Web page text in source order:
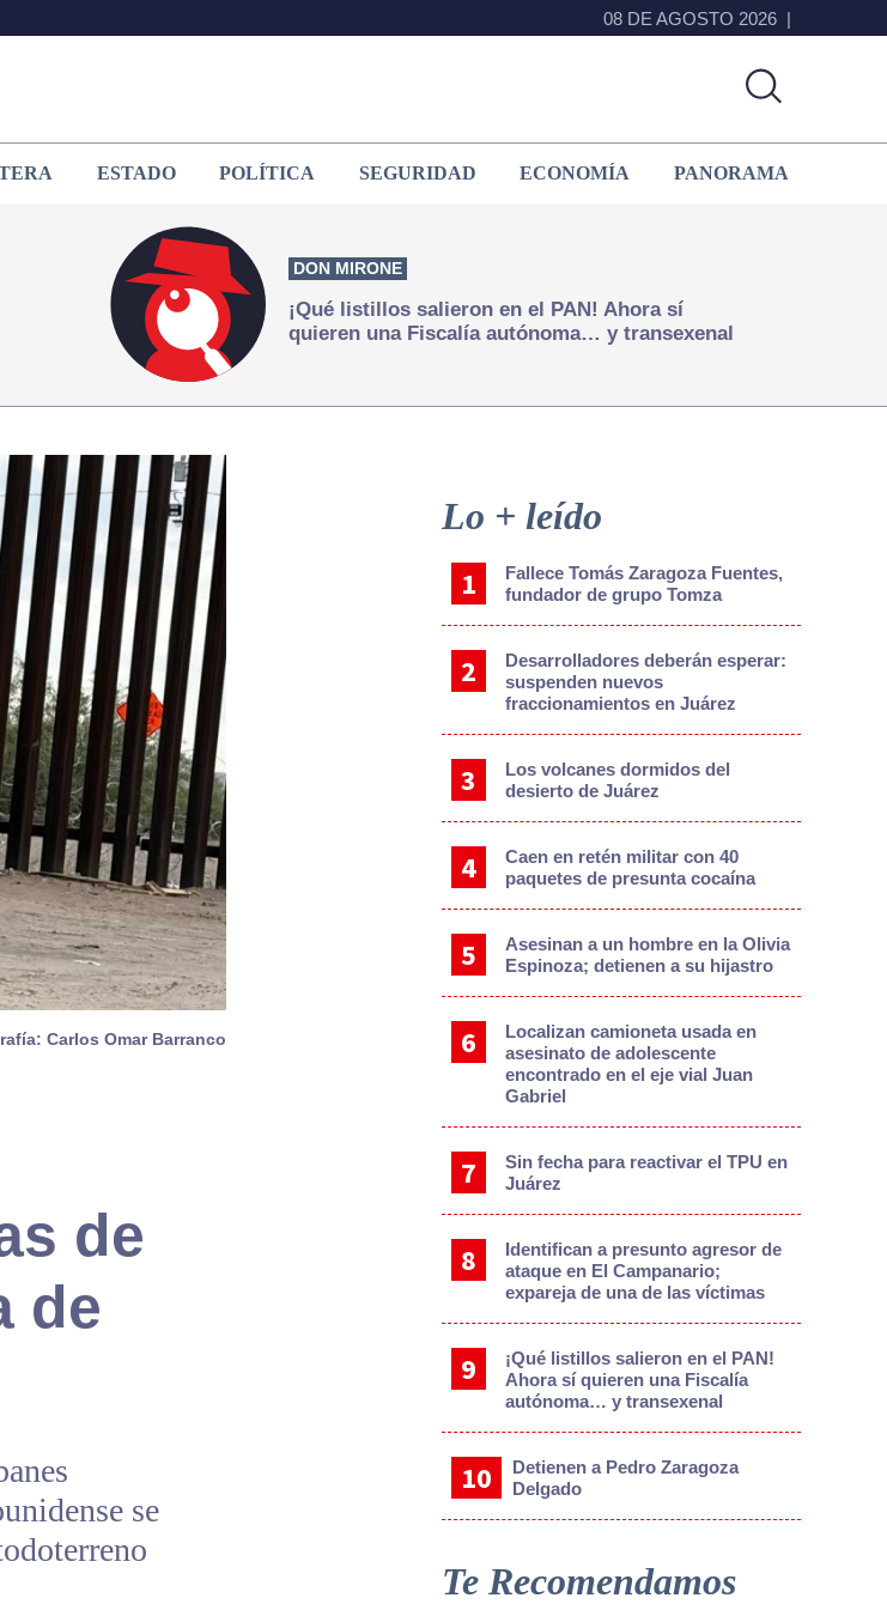
08 DE AGOSTO 2026
ESTADO POLÍTICA SEGURIDAD ECONOMÍA PANORAMA
DON MIRONE
¡Qué listillos salieron en el PAN! Ahora sí
quieren una Fiscalía autónoma… y transexenal
Carlos Omar Barranco
de
de
se
Sidebar
Lo + leído
Fallece Tomás Zaragoza Fuentes,
fundador de grupo Tomza
Desarrolladores deberán esperar:
suspenden nuevos
fraccionamientos en Juárez
Los volcanes dormidos del
desierto de Juárez
Caen en retén militar con 40
paquetes de presunta cocaína
Asesinan a un hombre en la Olivia
Espinoza; detienen a su hijastro
Localizan camioneta usada en
asesinato de adolescente
encontrado en el eje vial Juan
Gabriel
Sin fecha para reactivar el TPU en
Juárez
Identifican a presunto agresor de
ataque en El Campanario;
expareja de una de las víctimas
¡Qué listillos salieron en el PAN!
Ahora sí quieren una Fiscalía
autónoma… y transexenal
Detienen a Pedro Zaragoza
Delgado
Te Recomendamos